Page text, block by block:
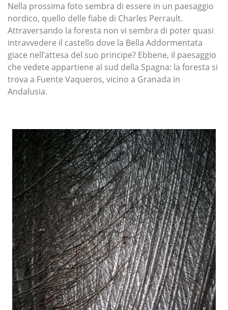
Nella prossima foto sembra di essere in un paesaggio
nordico, quello delle fiabe di Charles Perrault.
Attraversando la foresta non vi sembra di poter quasi
intravvedere il castello dove la Bella Addormentata
giace nell’attesa del suo principe? Ebbene, il paesaggio
che vedete appartiene al sud della Spagna: la foresta si
trova a Fuente Vaqueros, vicino a Granada in
Andalusia.